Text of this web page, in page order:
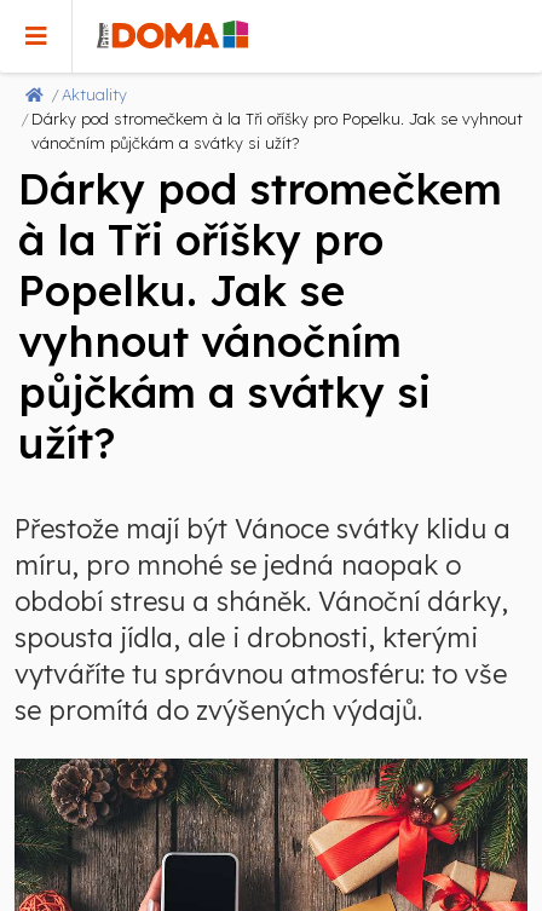
Aktuality
Dárky pod stromečkem à la Tři oříšky pro Popelku. Jak se vyhnout
vánočním půjčkám a svátky si užít?
Dárky pod stromečkem
à la Tři oříšky pro
Popelku. Jak se
vyhnout vánočním
půjčkám a svátky si
užít?
Přestože mají být Vánoce svátky klidu a
míru, pro mnohé se jedná naopak o
období stresu a sháněk. Vánoční dárky,
spousta jídla, ale i drobnosti, kterými
vytváříte tu správnou atmosféru: to vše
se promítá do zvýšených výdajů.